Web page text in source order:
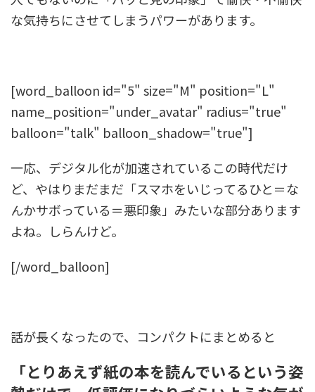
な気持ちにさせてしまうパワーがあります。
[word_balloon id="5" size="M" position="L"
name_position="under_avatar" radius="true"
balloon="talk" balloon_shadow="true"]
一応、デジタル化が加速されているこの時代だけ
ど、やはりまだまだ「スマホをいじってるひと＝な
んかサボっている＝悪印象」みたいな部分あります
よね。しらんけど。
[/word_balloon]
話が長くなったので、コンパクトにまとめると
「とりあえず紙の本を読んでいるという姿